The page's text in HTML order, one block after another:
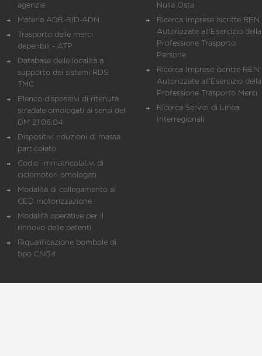
agenzie
Materia ADR-RID-ADN
Trasporto delle merci
deperibili - ATP
Database delle località a
supporto dei sistemi RDS
TMC
Elenco dispositivi di ritenuta
stradale omologati ai sensi del
DM 21.06.04
Dispositivi riduzioni di massa
particolato
Codici immatricolativi di
ciclomotori omologati
Modalità di collegamento al
CED motorizzazione
Modalità operative per il
rinnovo delle patenti
Riqualificazione bombole di
tipo CNG4
Nulla Osta
Ricerca Imprese Iscritte REN
Autorizzate all'Esercizio della
Professione Trasporto
Persone
Ricerca Imprese iscritte REN
Autorizzate all'Esercizio della
Professione Trasporto Merci
Ricerca Servizi di Linea
Interregionali